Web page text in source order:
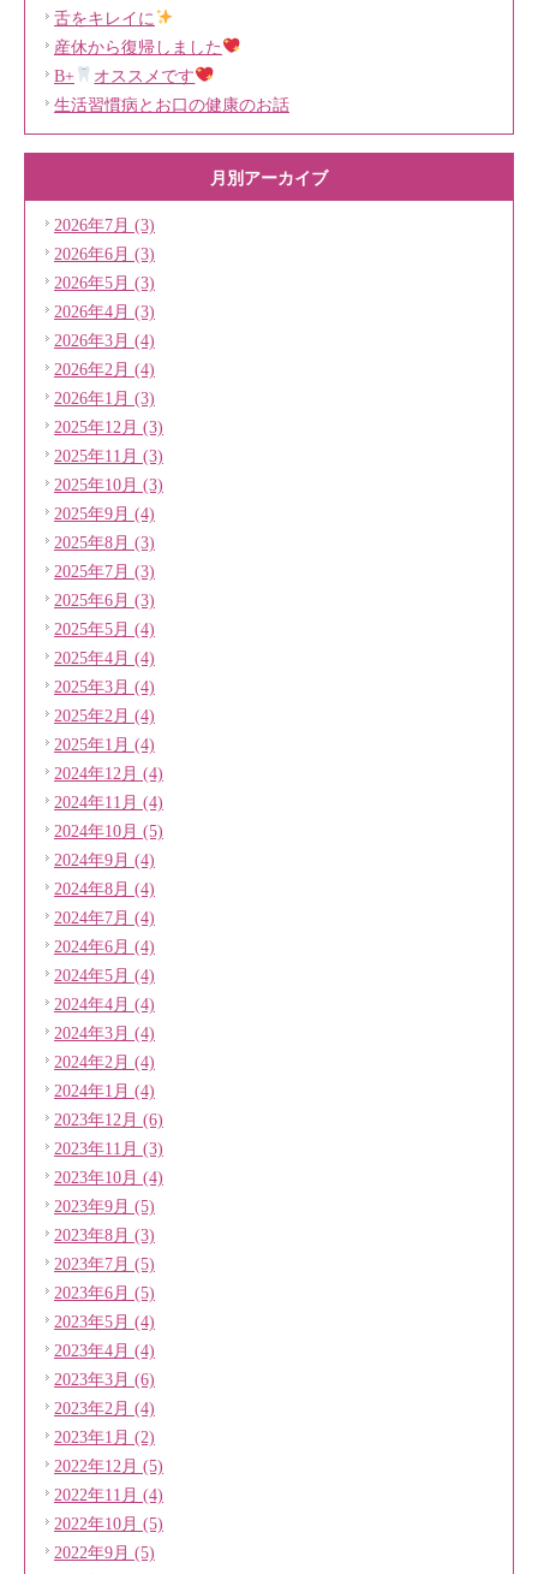
舌をキレイに
産休から復帰しました
B+
オススメです
生活習慣病とお口の健康のお話
月別アーカイブ
2026年7月 (3)
2026年6月 (3)
2026年5月 (3)
2026年4月 (3)
2026年3月 (4)
2026年2月 (4)
2026年1月 (3)
2025年12月 (3)
2025年11月 (3)
2025年10月 (3)
2025年9月 (4)
2025年8月 (3)
2025年7月 (3)
2025年6月 (3)
2025年5月 (4)
2025年4月 (4)
2025年3月 (4)
2025年2月 (4)
2025年1月 (4)
2024年12月 (4)
2024年11月 (4)
2024年10月 (5)
2024年9月 (4)
2024年8月 (4)
2024年7月 (4)
2024年6月 (4)
2024年5月 (4)
2024年4月 (4)
2024年3月 (4)
2024年2月 (4)
2024年1月 (4)
2023年12月 (6)
2023年11月 (3)
2023年10月 (4)
2023年9月 (5)
2023年8月 (3)
2023年7月 (5)
2023年6月 (5)
2023年5月 (4)
2023年4月 (4)
2023年3月 (6)
2023年2月 (4)
2023年1月 (2)
2022年12月 (5)
2022年11月 (4)
2022年10月 (5)
2022年9月 (5)